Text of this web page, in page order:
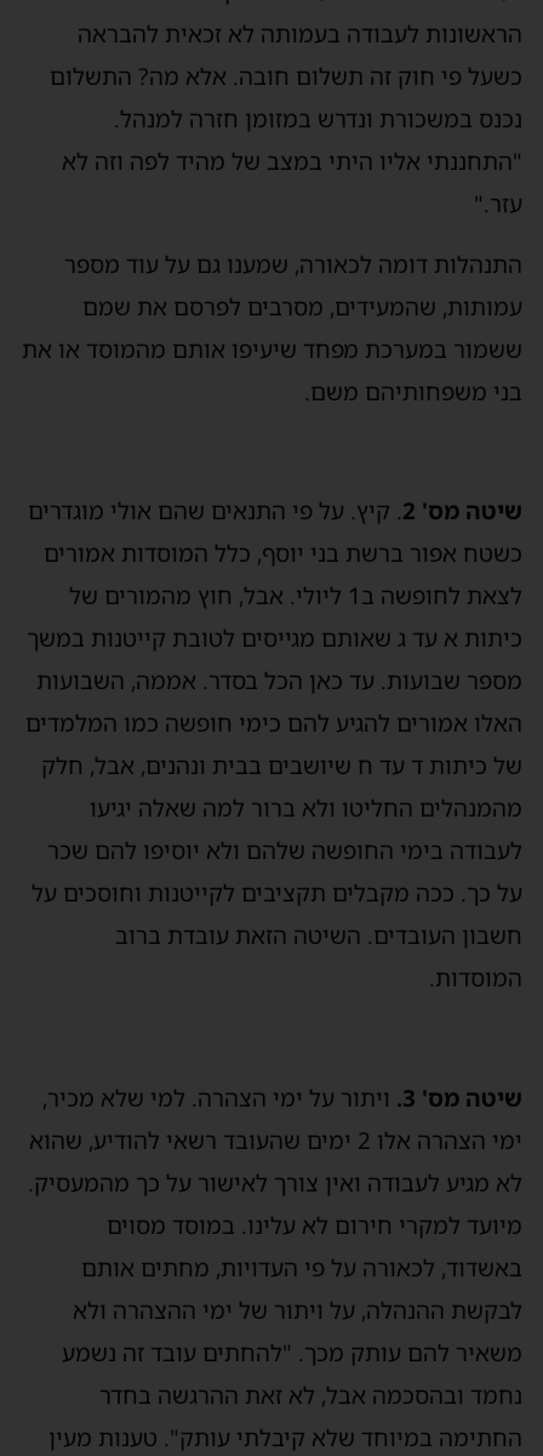
הראשונות לעבודה בעמותה לא זכאית להבראה
כשעל פי חוק זה תשלום חובה. אלא מה? התשלום
נכנס במשכורת ונדרש במזומן חזרה למנהל.
"התחננתי אליו היתי במצב של מהיד לפה וזה לא
עזר."
התנהלות דומה לכאורה, שמענו גם על עוד מספר
עמותות, שהמעידים, מסרבים לפרסם את שמם
ששמור במערכת מפחד שיעיפו אותם מהמוסד או את
בני משפחותיהם משם.
שיטה מס' 2
. קיץ. על פי התנאים שהם אולי מוגדרים
כשטח אפור ברשת בני יוסף, כלל המוסדות אמורים
לצאת לחופשה ב1 ליולי. אבל, חוץ מהמורים של
כיתות א עד ג שאותם מגייסים לטובת קייטנות במשך
מספר שבועות. עד כאן הכל בסדר. אממה, השבועות
האלו אמורים להגיע להם כימי חופשה כמו המלמדים
של כיתות ד עד ח שיושבים בבית ונהנים, אבל, חלק
מהמנהלים החליטו ולא ברור למה שאלה יגיעו
לעבודה בימי החופשה שלהם ולא יוסיפו להם שכר
על כך. ככה מקבלים תקציבים לקייטנות וחוסכים על
חשבון העובדים. השיטה הזאת עובדת ברוב
המוסדות.
שיטה מס' 3.
ויתור על ימי הצהרה. למי שלא מכיר,
ימי הצהרה אלו 2 ימים שהעובד רשאי להודיע, שהוא
לא מגיע לעבודה ואין צורך לאישור על כך מהמעסיק.
מיועד למקרי חירום לא עלינו. במוסד מסוים
באשדוד, לכאורה על פי העדויות, מחתים אותם
לבקשת ההנהלה, על ויתור של ימי ההצהרה ולא
משאיר להם עותק מכך. "להחתים עובד זה נשמע
נחמד ובהסכמה אבל, לא זאת ההרגשה בחדר
החתימה במיוחד שלא קיבלתי עותק". טענות מעין